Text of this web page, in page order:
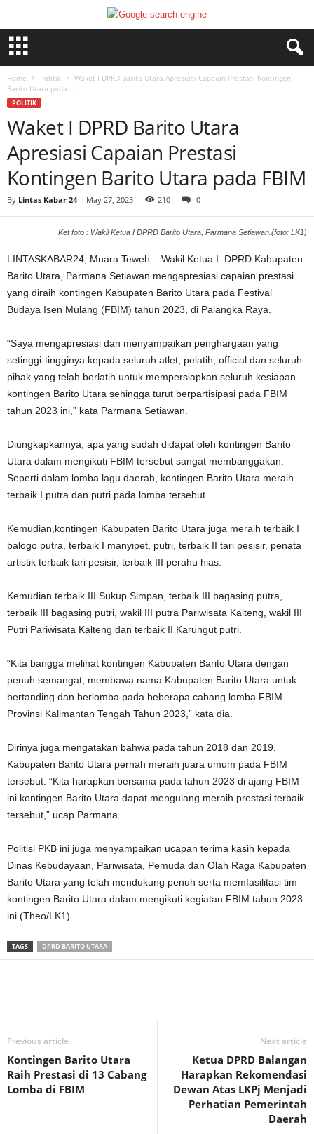
Home Politik
Waket I DPRD Barito Utara Apresiasi Capaian Prestasi Kontingen
Barito Utara pada...
POLITIK
Waket I DPRD Barito Utara
Apresiasi Capaian Prestasi
Kontingen Barito Utara pada FBIM
By Lintas Kabar 24- May 27, 2023 210 0
Ket foto : Wakil Ketua I DPRD Barito Utara, Parmana Setiawan.(foto: LK1)
LINTASKABAR24, Muara Teweh – Wakil Ketua I DPRD Kabupaten
Barito Utara, Parmana Setiawan mengapresiasi capaian prestasi
yang diraih kontingen Kabupaten Barito Utara pada Festival
Budaya Isen Mulang (FBIM) tahun 2023, di Palangka Raya.
“Saya mengapresiasi dan menyampaikan penghargaan yang
setinggi-tingginya kepada seluruh atlet, pelatih, official dan seluruh
pihak yang telah berlatih untuk mempersiapkan seluruh kesiapan
kontingen Barito Utara sehingga turut berpartisipasi pada FBIM
tahun 2023 ini,” kata Parmana Setiawan.
Diungkapkannya, apa yang sudah didapat oleh kontingen Barito
Utara dalam mengikuti FBIM tersebut sangat membanggakan.
Seperti dalam lomba lagu daerah, kontingen Barito Utara meraih
terbaik I putra dan putri pada lomba tersebut.
Kemudian,kontingen Kabupaten Barito Utara juga meraih terbaik I
balogo putra, terbaik I manyipet, putri, terbaik II tari pesisir, penata
artistik terbaik tari pesisir, terbaik III perahu hias.
Kemudian terbaik III Sukup Simpan, terbaik III bagasing putra,
terbaik III bagasing putri, wakil III putra Pariwisata Kalteng, wakil III
Putri Pariwisata Kalteng dan terbaik II Karungut putri.
“Kita bangga melihat kontingen Kabupaten Barito Utara dengan
penuh semangat, membawa nama Kabupaten Barito Utara untuk
bertanding dan berlomba pada beberapa cabang lomba FBIM
Provinsi Kalimantan Tengah Tahun 2023,” kata dia.
Dirinya juga mengatakan bahwa pada tahun 2018 dan 2019,
Kabupaten Barito Utara pernah meraih juara umum pada FBIM
tersebut. “Kita harapkan bersama pada tahun 2023 di ajang FBIM
ini kontingen Barito Utara dapat mengulang meraih prestasi terbaik
tersebut,” ucap Parmana.
Politisi PKB ini juga menyampaikan ucapan terima kasih kepada
Dinas Kebudayaan, Pariwisata, Pemuda dan Olah Raga Kabupaten
Barito Utara yang telah mendukung penuh serta memfasilitasi tim
kontingen Barito Utara dalam mengikuti kegiatan FBIM tahun 2023
ini.(Theo/LK1)
TAGS DPRD BARITO UTARA
Previous article
Kontingen Barito Utara
Raih Prestasi di 13 Cabang
Lomba di FBIM
Next article
Ketua DPRD Balangan
Harapkan Rekomendasi
Dewan Atas LKPj Menjadi
Perhatian Pemerintah
Daerah